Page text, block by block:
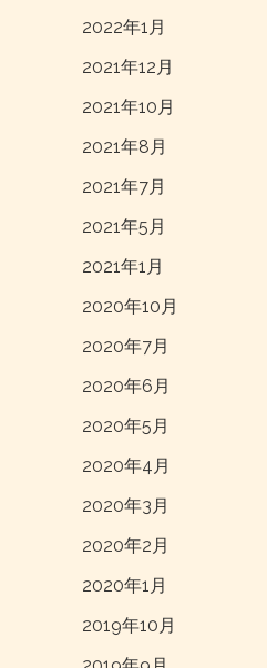
2022年1月
2021年12月
2021年10月
2021年8月
2021年7月
2021年5月
2021年1月
2020年10月
2020年7月
2020年6月
2020年5月
2020年4月
2020年3月
2020年2月
2020年1月
2019年10月